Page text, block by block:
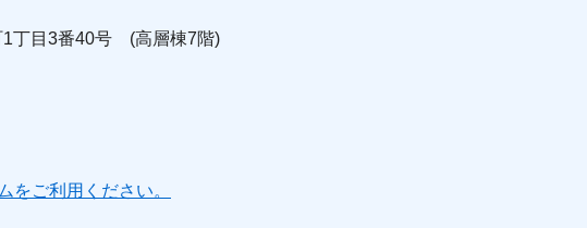
丁目3番40号 (高層棟7階)
をご利用ください。